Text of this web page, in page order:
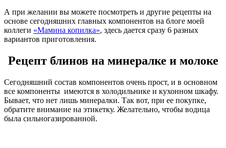
А при желании вы можете посмотреть и другие рецепты на
основе сегодняшних главных компонентов на блоге моей
коллеги «Мамина копилка», здесь дается сразу 6 разных
вариантов приготовления.
Рецепт блинов на минералке и молоке
Сегодняшний состав компонентов очень прост, и в основном
все компоненты имеются в холодильнике и кухонном шкафу.
Бывает, что нет лишь минералки. Так вот, при ее покупке,
обратите внимание на этикетку. Желательно, чтобы водица
была сильногазированной.